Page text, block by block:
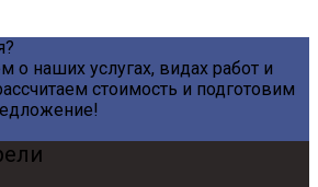
о наших услугах, видах работ и
стоимость и подготовим